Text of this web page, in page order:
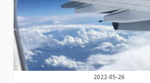
2022-05-26